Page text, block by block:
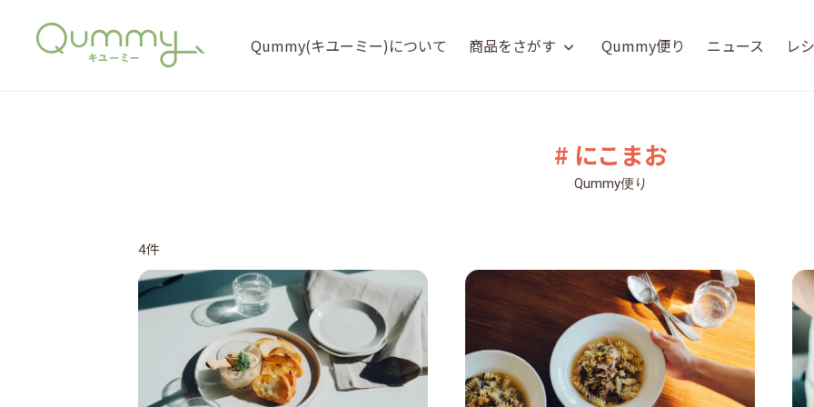
Qummy(キユーミー)について 商品をさがす Qummy便り ニュース レ
# にこまお
Qummy便り
4件